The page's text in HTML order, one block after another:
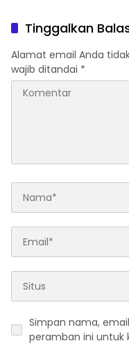
Tinggalkan
Alamat email Anda
wajib ditandai *
Simpan nama,
peramban ini untuk